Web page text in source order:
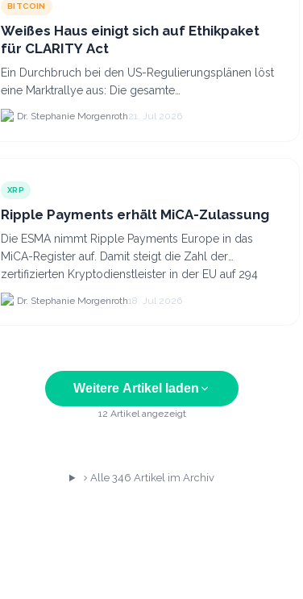
BITCOIN
Weißes Haus einigt sich auf Ethikpaket
für CLARITY Act
Ein Durchbruch bei den US-Regulierungsplänen löst
eine Marktrallye aus: Die gesamte
Kryptokapitalisierung stieg am 21.
Dr. Stephanie Morgenroth21. Jul 2026
XRP
Ripple Payments erhält MiCA-Zulassung
Die ESMA nimmt Ripple Payments Europe in das
MiCA-Register auf. Damit steigt die Zahl der
zertifizierten Kryptodienstleister in der EU auf 294
Unternehmen, was.
Dr. Stephanie Morgenroth18. Jul 2026
Weitere Artikel laden
12 Artikel angezeigt
Alle 346 Artikel im Archiv